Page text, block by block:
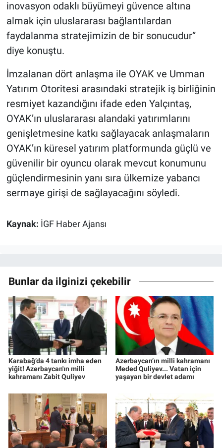
inovasyon odaklı büyümeyi güvence altına
almak için uluslararası bağlantılardan
faydalanma stratejimizin de bir sonucudur”
diye konuştu.
İmzalanan dört anlaşma ile OYAK ve Umman
Yatırım Otoritesi arasındaki stratejik iş birliğinin
resmiyet kazandığını ifade eden Yalçıntaş,
OYAK’ın uluslararası alandaki yatırımlarını
genişletmesine katkı sağlayacak anlaşmaların
OYAK’ın küresel yatırım platformunda güçlü ve
güvenilir bir oyuncu olarak mevcut konumunu
güçlendirmesinin yanı sıra ülkemize yabancı
sermaye girişi de sağlayacağını söyledi.
Kaynak: İGF Haber Ajansı
Bunlar da ilginizi çekebilir
Karabağ’da 4 tankı imha eden
yiğit! Azerbaycan'ın milli
kahramanı Zabit Quliyev
Azerbaycan’ın milli kahramanı
Meded Quliyev... Vatan için
yaşayan bir devlet adamı